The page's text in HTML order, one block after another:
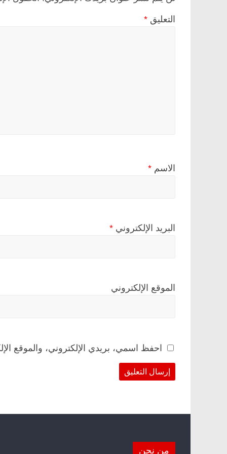
التعليق *
الاسم *
البريد الإلكتروني *
الموقع الإلكتروني
احفظ اسمي، بريدي الإلكتروني، والموقع
من نحن